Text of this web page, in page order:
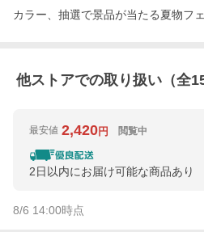
カラー、抽選で景品が当たる夏物フ
他ストアでの取り扱い（全
最安値 2,420円 閲覧中
2日以内にお届け可能な商品あり
8/6 14:00時点